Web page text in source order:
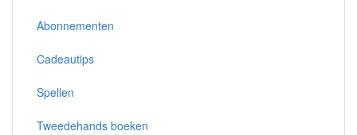
Abonnementen
Cadeautips
Spellen
Tweedehands boeken